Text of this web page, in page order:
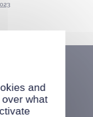
and
what